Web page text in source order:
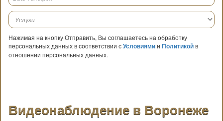
Нажимая на кнопку Отправить, Вы соглашаетесь на обработку
персональных данных в соответствии сУсловиямии Политикойв
отношении персональных данных.
Видеонаблюдение в Воронеже